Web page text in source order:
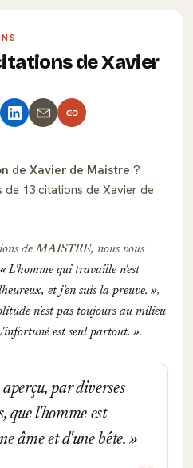
de Xavier
de Xavier de Maistre ?
13 citations de Xavier de
deMAISTRE, nous vous
L'homme qui travaille n'est
et j'en suis la preuve.
,
n'est pas toujours au milieu
est seul partout.
.
par diverses
que l'homme est
âme et d'une bête.